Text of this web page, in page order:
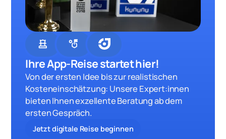
chess strategy
Ihre App-Reise startet hier!
Von der ersten Idee bis zur realistischen
Kosteneinschätzung: Unsere Expert:innen
bieten Ihnen exzellente Beratung ab dem
ersten Gespräch.
Jetzt digitale Reise beginnen